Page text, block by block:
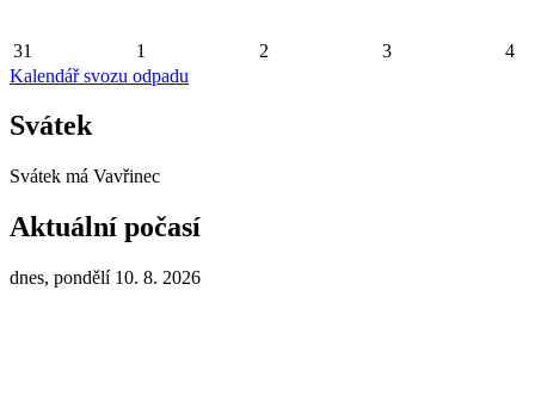
31 1 2 3
4
Kalendář svozu odpadu
Svátek
Svátek má Vavřinec
Aktuální počasí
dnes, pondělí 10. 8. 2026